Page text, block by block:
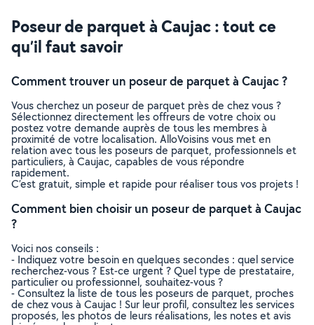
Poseur de parquet à Caujac : tout ce
qu’il faut savoir
Comment trouver un poseur de parquet à Caujac ?
Vous cherchez un poseur de parquet près de chez vous ?
Sélectionnez directement les offreurs de votre choix ou
postez votre demande auprès de tous les membres à
proximité de votre localisation. AlloVoisins vous met en
relation avec tous les poseurs de parquet, professionnels et
particuliers, à Caujac, capables de vous répondre
rapidement.
C’est gratuit, simple et rapide pour réaliser tous vos projets !
Comment bien choisir un poseur de parquet à Caujac
?
Voici nos conseils :
- Indiquez votre besoin en quelques secondes : quel service
recherchez-vous ? Est-ce urgent ? Quel type de prestataire,
particulier ou professionnel, souhaitez-vous ?
- Consultez la liste de tous les poseurs de parquet, proches
de chez vous à Caujac ! Sur leur profil, consultez les services
proposés, les photos de leurs réalisations, les notes et avis